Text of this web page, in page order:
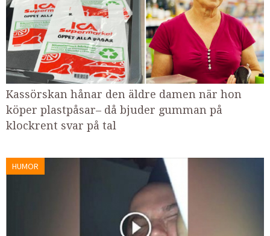
Kassörskan hånar den äldre damen när hon
köper plastpåsar– då bjuder gumman på
klockrent svar på tal
HUMOR